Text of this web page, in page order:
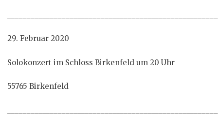
29. Februar 2020
Solokonzert im Schloss Birkenfeld um 20 Uhr
55765 Birkenfeld